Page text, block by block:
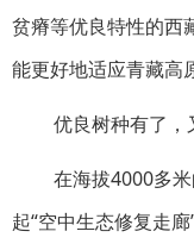
贫瘠等优良特性的西
能更好地适应青藏高
优良树种有了，
在海拔4000多
起“空中生态修复走